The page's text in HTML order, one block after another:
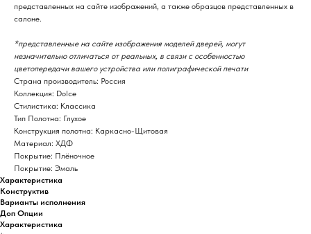
представленных на сайте изображений, а также образцов представленных в
салоне.
*представленные на сайте изображения моделей дверей, могут
незначительно отличаться от реальных, в связи с особенностью
цветопередачи вашего устройства или полиграфической печати
Страна производитель: Россия
Коллекция: Dolce
Стилистика: Классика
Тип Полотна: Глухое
Конструкция полотна: Каркасно-Щитовая
Материал: ХДФ
Покрытие: Плёночное
Покрытие: Эмаль
Характеристика
Конструктив
Варианты исполнения
Доп Опции
Характеристика